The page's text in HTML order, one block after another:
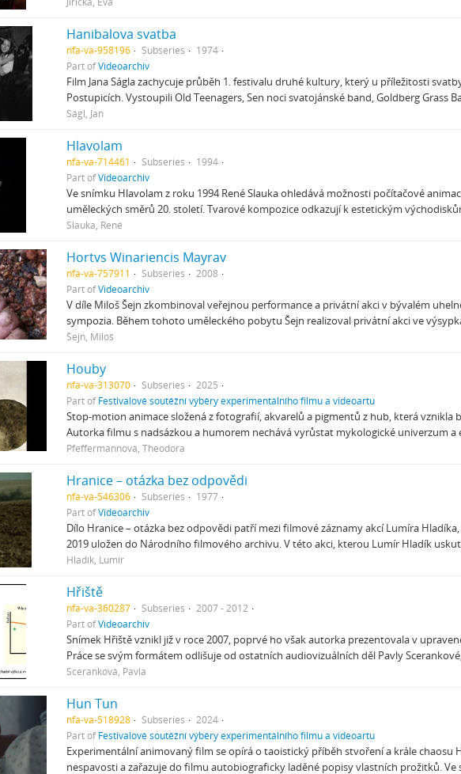
Hanibalova svatba
nfa-va-958196 Subseries
1974
Part ofVideoarchiv
Film Jana Ságla zachycuje průběh 1. festivalu druhé kultury, který u příležitosti
Postupicích. Vystoupili Old Teenagers, Sen noci svatojánské band, Goldberg Grass
Ságl, Jan
Hlavolam
nfa-va-714461 Subseries
1994
Part ofVideoarchiv
Ve snímku Hlavolam z roku 1994 René Slauka ohledává možnosti počítačové
uměleckých směrů 20. století. Tvarové kompozice odkazují k estetickým
Slauka, René
Hortvs Winariencis Mayrav
nfa-va-757911 Subseries
2008
Part ofVideoarchiv
V díle Miloš Šejn zkombinoval veřejnou performance a privátní akci v bývalém
sympozia. Během tohoto uměleckého pobytu Šejn realizoval privátní akci ve
Šejn, Miloš
Houby
nfa-va-313070 Subseries
2025
Part ofFestivalové soutěžní výběry experimentálního filmu a videoartu
Stop-motion animace složená z fotografií, akvarelů a pigmentů z hub, která vznikla
Autorka filmu s nadsázkou a humorem nechává vyrůstat mykologické univerzum
Pfeffermannová, Theodora
Hranice – otázka bez odpovědi
nfa-va-546306 Subseries
1977
Part ofVideoarchiv
Dílo Hranice – otázka bez odpovědi patří mezi filmové záznamy akcí Lumíra
2019 uložen do Národního filmového archivu. V této akci, kterou Lumír Hladík
Hladík, Lumír
Hřiště
nfa-va-360287 Subseries
2007 - 2012
Part ofVideoarchiv
Snímek Hřiště vznikl již v roce 2007, poprvé ho však autorka prezentovala v
Práce se svým formátem odlišuje od ostatních audiovizuálních děl Pavly
Sceranková, Pavla
Hun Tun
nfa-va-518928 Subseries
2024
Part ofFestivalové soutěžní výběry experimentálního filmu a videoartu
Experimentální animovaný film se opírá o taoistický příběh stvoření a krále chaosu
nespavosti a zařazuje do filmu autobiograficky laděné popisy vlastních prožitků.